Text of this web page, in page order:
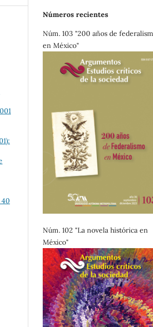
Números recientes
Núm. 103 "200 años de
en México"
Núm. 102 "La novela histórica en
México"